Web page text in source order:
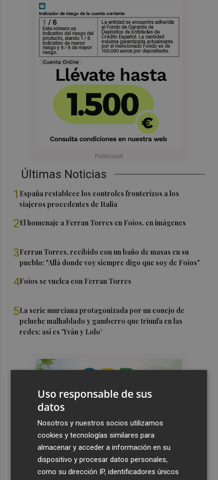
Últimas Noticias
1 España restablece los controles fronterizos a los
viajeros procedentes de Italia
2El homenaje a Ferran Torres en Foios, en imágenes
3Ferran Torres, recibido con un baño de masas en su
pueblo: "Allá donde voy siempre digo que soy de Foios"
4Foios se vuelca con Ferran Torres
5La serie murciana protagonizada por un conejo de
peluche malhablado y gamberro que triunfa en las
redes: así es 'Yván y Lolo'
Uso responsable de sus
datos
Nosotros y nuestros socios utilizamos
cookies y tecnologías similares para
almacenar y acceder a información en su
dispositivo y procesar datos personales,
como su dirección IP, identificadores únicos